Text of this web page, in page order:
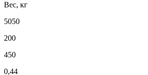
Вес, кг
5050
200
450
0,44